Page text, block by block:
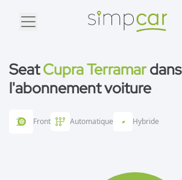
SeatCupra Terramardans
l'abonnement voiture
Front Automatique Hybride